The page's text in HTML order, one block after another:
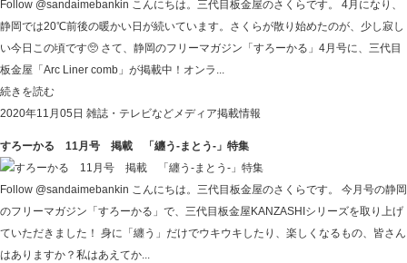
Follow @sandaimebankin こんにちは。三代目板金屋のさくらです。 4月になり、
静岡では20℃前後の暖かい日が続いています。さくらが散り始めたのが、少し寂し
い今日この頃です🥺 さて、静岡のフリーマガジン「すろーかる」4月号に、三代目
板金屋「Arc Liner comb」が掲載中！オンラ...
続きを読む
2020年11月05日 雑誌・テレビなどメディア掲載情報
すろーかる 11月号 掲載 「纏う-まとう-」特集
Follow @sandaimebankin こんにちは。三代目板金屋のさくらです。 今月号の静岡
のフリーマガジン「すろーかる」で、三代目板金屋KANZASHIシリーズを取り上げ
ていただきました！ 身に「纏う」だけでウキウキしたり、楽しくなるもの、皆さん
はありますか？私はあえてか...